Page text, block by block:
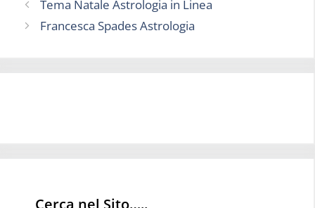
Tema Natale Astrologia in Linea
Francesca Spades Astrologia